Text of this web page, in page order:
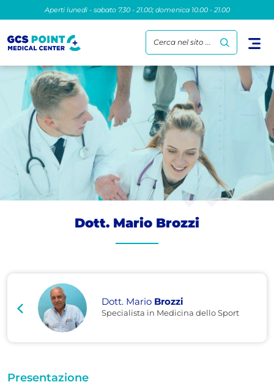
Aperti lunedì - sabato 7.30 - 21.00; domenica 10.00 - 21.00
Cerca nel sito ...
Dott. Mario Brozzi
Dott. Mario Brozzi
Specialista in Medicina dello Sport
Presentazione